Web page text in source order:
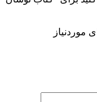
موردنیاز